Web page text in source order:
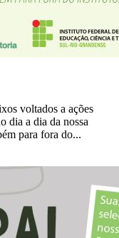
voltados a ações
dia a dia da nossa
para fora do...